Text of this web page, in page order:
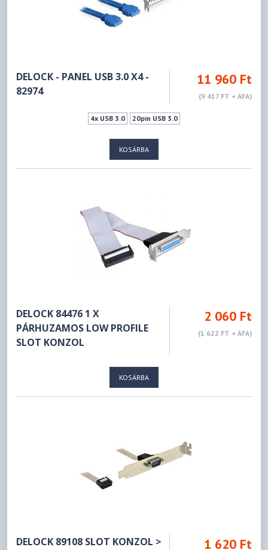
DELOCK - PANEL USB 3.0 X4 -
82974
11 960 Ft
(9 417 FT + ÁFA)
4x USB 3.0 20pin USB 3.0
KOSÁRBA
DELOCK 84476 1 X
PÁRHUZAMOS LOW PROFILE
SLOT KONZOL
2 060 Ft
(1 622 FT + ÁFA)
KOSÁRBA
DELOCK 89108 SLOT KONZOL >
1 620 Ft